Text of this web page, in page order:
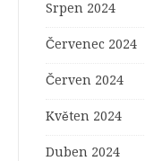
Srpen 2024
Červenec 2024
Červen 2024
Květen 2024
Duben 2024